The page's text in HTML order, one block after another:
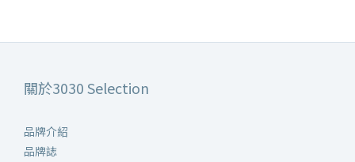
關於3030 Selection
品牌介紹
品牌誌